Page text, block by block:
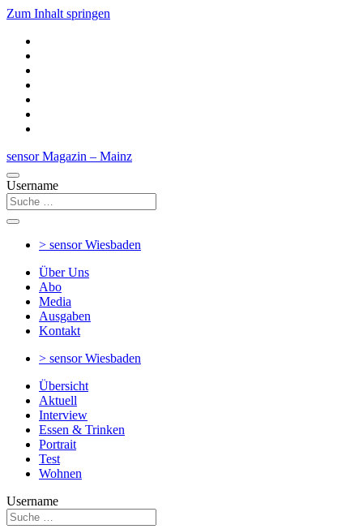
Zum Inhalt springen
sensor Magazin – Mainz
Username
> sensorWiesbaden
Über Uns
Abo
Media
Ausgaben
Kontakt
> sensorWiesbaden
Übersicht
Aktuell
Interview
Essen & Trinken
Portrait
Test
Wohnen
Username